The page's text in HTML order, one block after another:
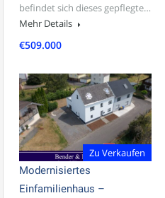
befindet sich dieses gepflegte…
Mehr Details
€509.000
Zu Verkaufen
Modernisiertes
Einfamilienhaus –